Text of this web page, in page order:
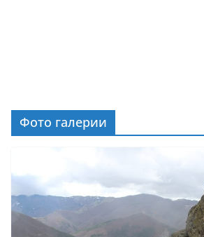
Фото галерии